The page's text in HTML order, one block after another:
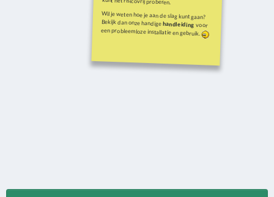
Wil je weten hoe je aan de slag kunt gaan?
Bekijk dan onze handigehandleiding voor
een probleemloze installatie en gebruik.